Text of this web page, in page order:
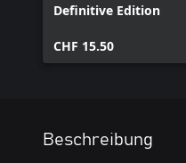
Definitive Edition
CHF 15.50
Beschreibung